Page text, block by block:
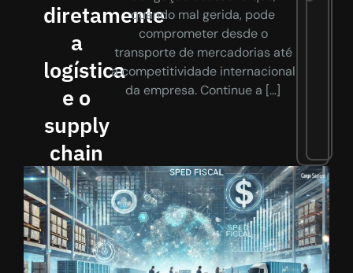
diretamente
a
logística
e o
supply
chain
quando mal gerida, pode
comprometer desde o
transporte de mercadorias até
a competitividade internacional
da empresa. Continue a […]